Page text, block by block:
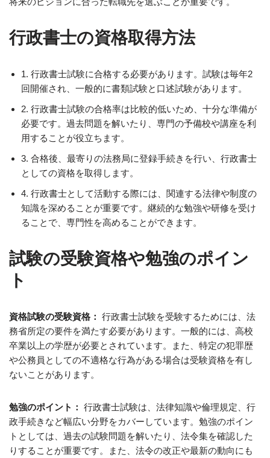
行政書士の資格取得方法
1. 行政書士試験に合格する必要があります。試験は毎年2
回開催され、一般的に書類試験と口述試験があります。
2. 行政書士試験の合格率は比較的低いため、十分な準備が
必要です。過去問題を解いたり、専門の予備校や講座を利
用することが役立ちます。
3. 合格後、最寄りの法務局に登録手続きを行い、行政書士
としての資格を取得します。
4. 行政書士として活動する際には、関連する法律や制度の
知識を深めることが重要です。継続的な勉強や研修を受け
ることで、専門性を高めることができます。
試験の受験資格や勉強のポイン
ト
資格試験の受験資格： 行政書士試験を受験するためには、法
務省所定の要件を満たす必要があります。一般的には、高校
卒業以上の学歴が必要とされています。また、特定の犯罪歴
や公務員としての不適格な行為がある場合は受験資格を有し
ないことがあります。
勉強のポイント： 行政書士試験は、法律知識や倫理規定、行
政手続きなど幅広い分野をカバーしています。勉強のポイン
トとしては、過去の試験問題を解いたり、法令集を確認した
りすることが重要です。また、法令の改正や最新の動向にも